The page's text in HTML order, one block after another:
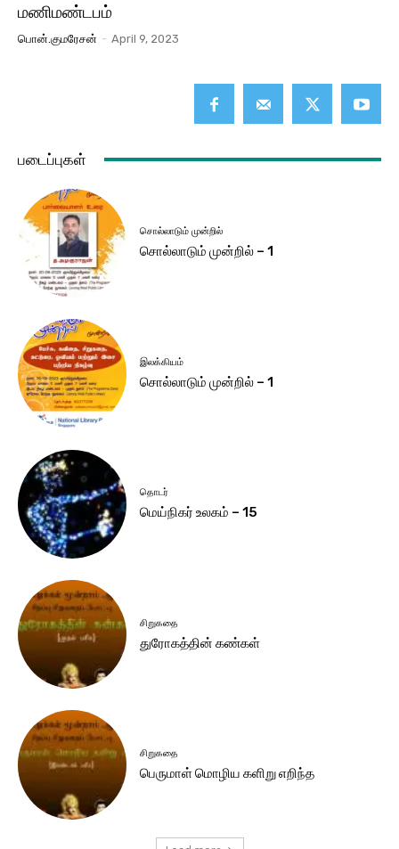
மணிமண்டபம்
பொன்.குமரேசன் - April 9, 2023
படைப்புகள்
சொல்லாடும் முன்றில்
சொல்லாடும் முன்றில் – 1
இலக்கியம்
சொல்லாடும் முன்றில் – 1
தொடர்
மெய்நிகர் உலகம் – 15
சிறுகதை
துரோகத்தின் கண்கள்
சிறுகதை
பெருமாள் மொழிய களிறு எறிந்த